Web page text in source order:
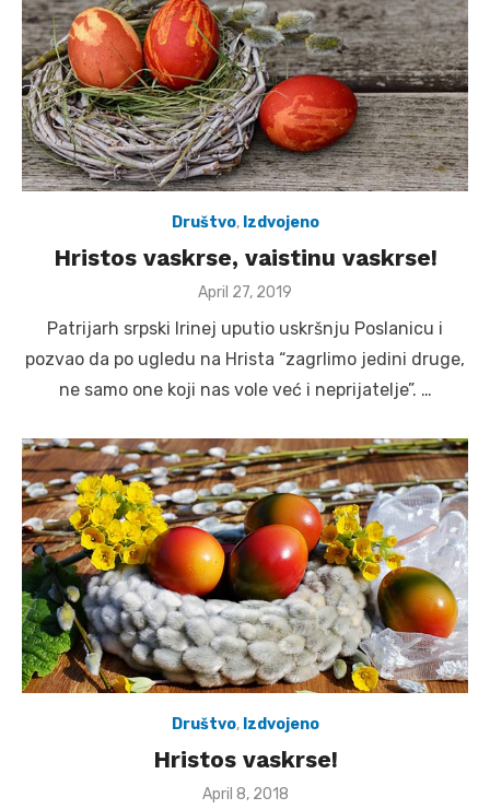
Društvo, Izdvojeno
Hristos vaskrse, vaistinu vaskrse!
Posted
April 27, 2019
Patrijarh srpski Irinej uputio uskršnju Poslanicu i
pozvao da po ugledu na Hrista “zagrlimo jedini druge,
ne samo one koji nas vole već i neprijatelje”. …
Društvo, Izdvojeno
Hristos vaskrse!
Posted
April 8, 2018